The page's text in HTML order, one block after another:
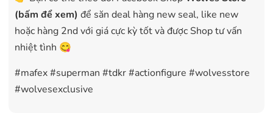
(bấm để xem) để săn deal hàng new seal, like new
hoặc hàng 2nd với giá cực kỳ tốt và được Shop tư vấn
nhiệt tình 😋
#mafex #superman #tdkr #actionfigure #wolvesstore
#wolvesexclusive